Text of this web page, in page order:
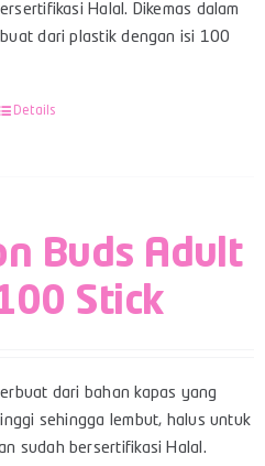
Halal. Dikemas dalam
dari plastik dengan isi 100
Details
Buds Adult
Stick
dari bahan kapas yang
sehingga lembut, halus untuk
sudah bersertifikasi Halal.